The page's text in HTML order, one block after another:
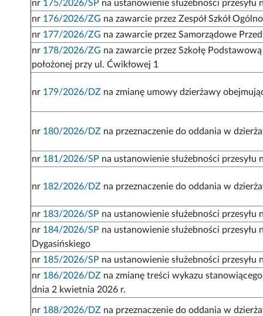
nr 175/2026/SP na ustanowienie służebności
nr 176/2026/ZG na zawarcie przez Zespół Szkół
nr 177/2026/ZG na zawarcie przez Samorządowe
nr 178/2026/ZG na zawarcie przez Szkołę
położonej przy ul. Ćwikłowej 1
nr 179/2026/DZ na zmianę umowy dzierżawy
nr 180/2026/DZ na przeznaczenie do oddania w
nr 181/2026/SP na ustanowienie służebności
nr 182/2026/DZ na przeznaczenie do oddania w
nr 183/2026/SP na ustanowienie służebności
nr 184/2026/SP na ustanowienie służebności
Dygasińskiego
nr 185/2026/SP na ustanowienie służebności
nr 186/2026/DZ na zmianę treści wykazu
dnia 2 kwietnia 2026 r.
nr 188/2026/DZ na przeznaczenie do oddania w